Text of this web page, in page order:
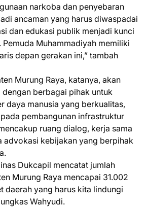
narkoba dan penyebaran
ancaman yang harus diwaspadai
dan edukasi publik menjadi kunci
Pemuda Muhammadiyah memiliki
depan gerakan ini,” tambah
Murung Raya, katanya, akan
berbagai pihak untuk
daya manusia yang berkualitas,
pembangunan infrastruktur
ruang dialog, kerja sama
advokasi kebijakan yang berpihak
Dukcapil mencatat jumlah
Murung Raya mencapai 31.002
daerah yang harus kita lindungi
Wahyudi.